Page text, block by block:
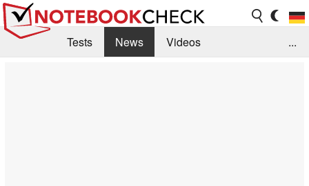
Tests News
Videos
...